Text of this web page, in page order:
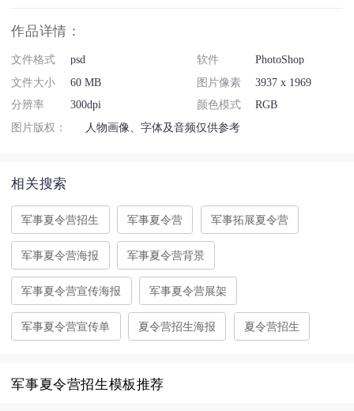
作品详情：
文件格式 psd 软件
PhotoShop
文件大小
60 MB 图片像素
3937 x 1969
分辨率
300dpi 颜色模式
RGB
图片版权：
人物画像、字体及音频仅供参考
相关搜索
军事夏令营招生 军事夏令营 军事拓展夏令营
军事夏令营海报 军事夏令营背景
军事夏令营宣传海报 军事夏令营展架
军事夏令营宣传单 夏令营招生海报 夏令营招生
军事夏令营招生模板推荐